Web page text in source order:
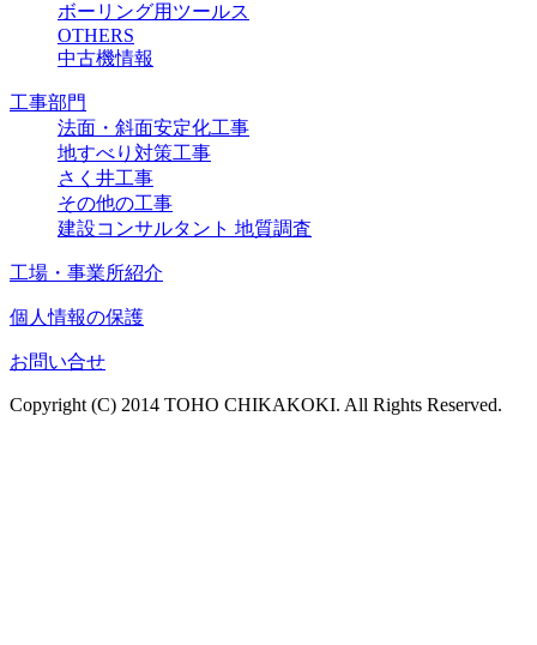
ボーリング用ツールス
OTHERS
中古機情報
工事部門
法面・斜面安定化工事
地すべり対策工事
さく井工事
その他の工事
建設コンサルタント 地質調査
工場・事業所紹介
個人情報の保護
お問い合せ
Copyright (C) 2014 TOHO CHIKAKOKI. All Rights Reserved.